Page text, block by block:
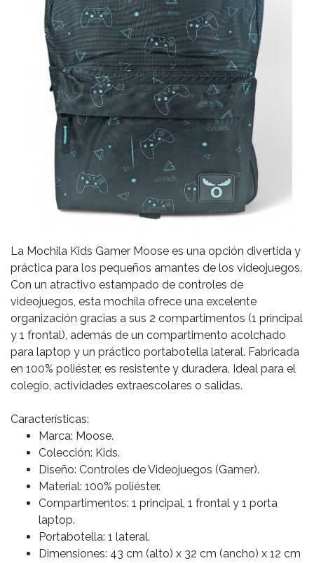
La Mochila Kids Gamer Moose es una opción divertida y
práctica para los pequeños amantes de los videojuegos.
Con un atractivo estampado de controles de
videojuegos, esta mochila ofrece una excelente
organización gracias a sus 2 compartimentos (1 principal
y 1 frontal), además de un compartimento acolchado
para laptop y un práctico portabotella lateral. Fabricada
en 100% poliéster, es resistente y duradera. Ideal para el
colegio, actividades extraescolares o salidas.
Características:
Marca: Moose.
Colección: Kids.
Diseño: Controles de Videojuegos (Gamer).
Material: 100% poliéster.
Compartimentos: 1 principal, 1 frontal y 1 porta
laptop.
Portabotella: 1 lateral.
Dimensiones: 43 cm (alto) x 32 cm (ancho) x 12 cm